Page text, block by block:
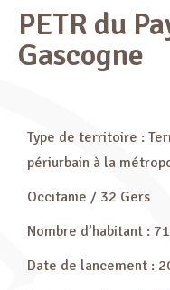
PETR du
Gascogne
Type de territoire :
périurbain à la
Occitanie / 32 Gers
Nombre d’habitant :
Date de lancement :